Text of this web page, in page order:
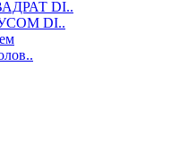
DI..
DI..